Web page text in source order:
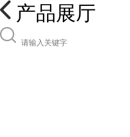
产品展厅